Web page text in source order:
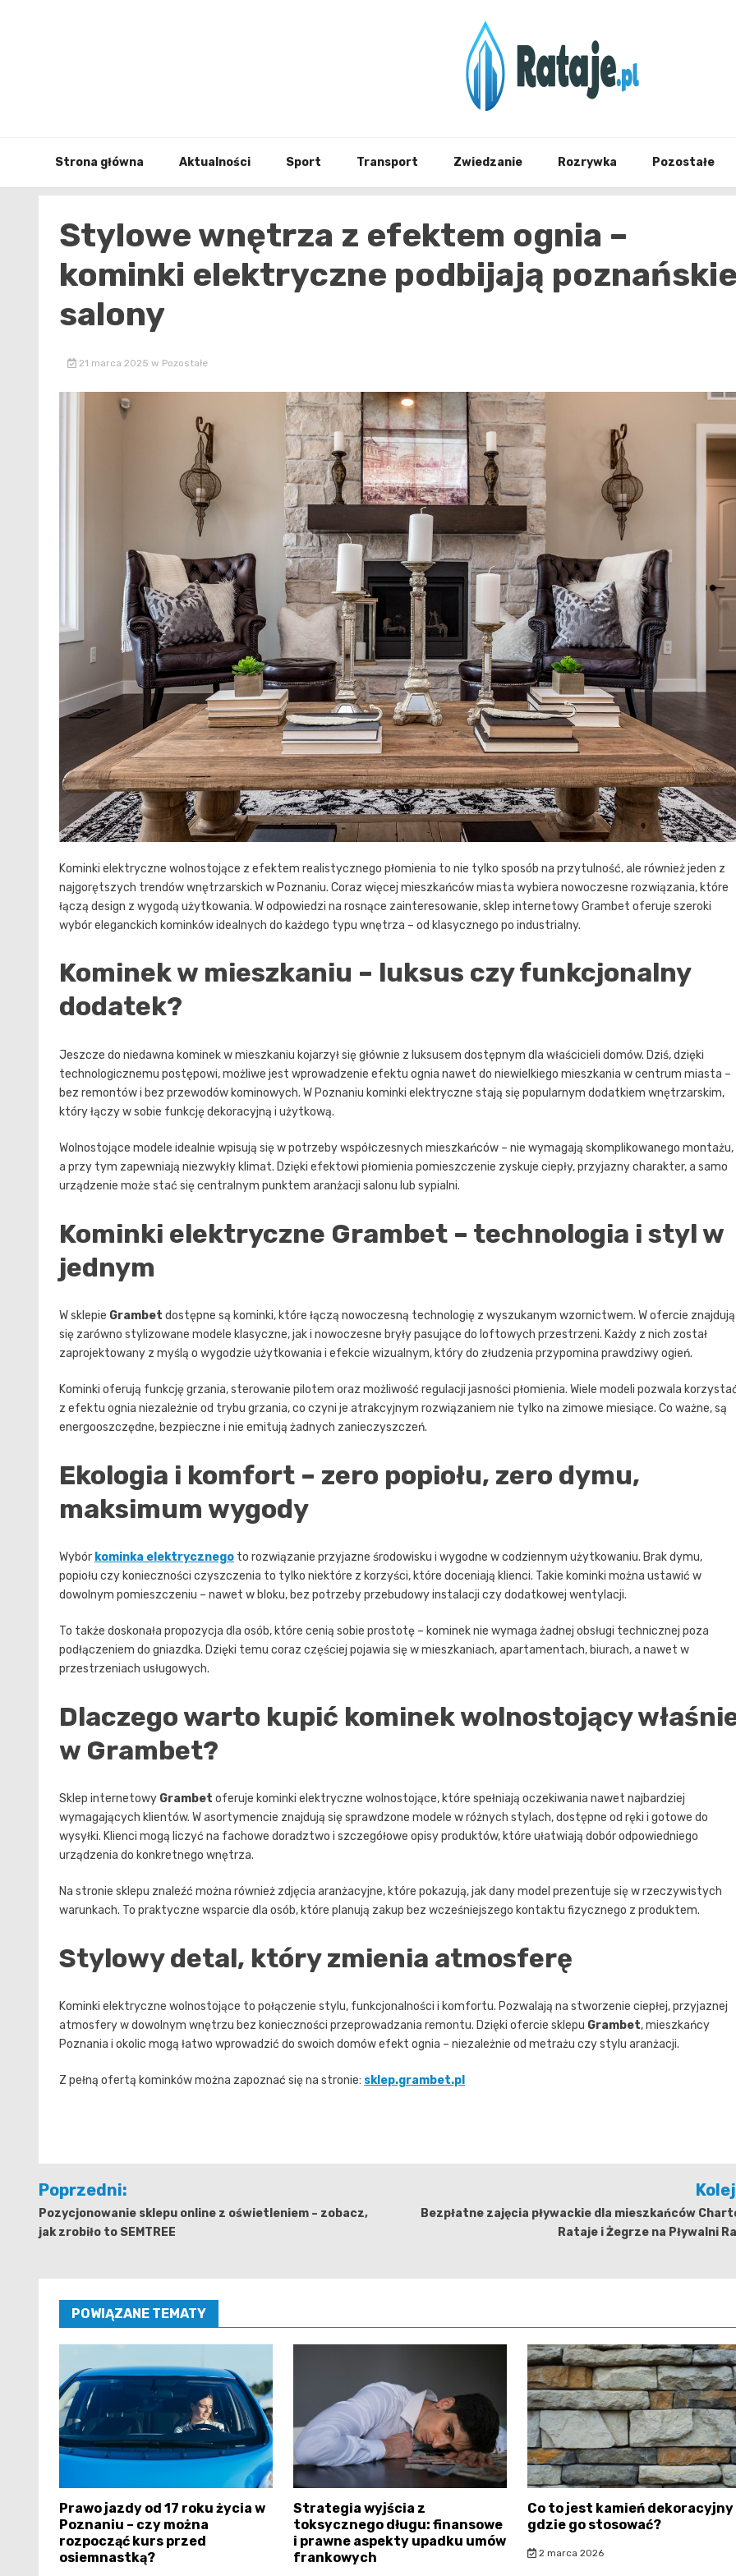
Strona główna Aktualności Sport Transport Zwiedzanie Rozrywka Pozostałe
Stylowe wnętrza z efektem ognia –
kominki elektryczne podbijają
salony
21 marca 2025 w Pozostałe
Kominki elektryczne wolnostojące z efektem realistycznego płomienia to nie tylko sposób na przytulność, ale również jeden z
najgorętszych trendów wnętrzarskich w Poznaniu. Coraz więcej mieszkańców miasta wybiera nowoczesne rozwiązania, które
łączą design z wygodą użytkowania. W odpowiedzi na rosnące zainteresowanie, sklep internetowy Grambet oferuje szeroki
wybór eleganckich kominków idealnych do każdego typu wnętrza – od klasycznego po industrialny.
Kominek w mieszkaniu – luksus czy funkcjonalny
dodatek?
Jeszcze do niedawna kominek w mieszkaniu kojarzył się głównie z luksusem dostępnym dla właścicieli domów. Dziś, dzięki
technologicznemu postępowi, możliwe jest wprowadzenie efektu ognia nawet do niewielkiego mieszkania w centrum miasta –
bez remontów i bez przewodów kominowych. W Poznaniu kominki elektryczne stają się popularnym dodatkiem wnętrzarskim,
który łączy w sobie funkcję dekoracyjną i użytkową.
Wolnostojące modele idealnie wpisują się w potrzeby współczesnych mieszkańców – nie wymagają skomplikowanego montażu,
a przy tym zapewniają niezwykły klimat. Dzięki efektowi płomienia pomieszczenie zyskuje ciepły, przyjazny charakter, a samo
urządzenie może stać się centralnym punktem aranżacji salonu lub sypialni.
Kominki elektryczne Grambet – technologia i styl w
jednym
W sklepie Grambet dostępne są kominki, które łączą nowoczesną technologię z wyszukanym wzornictwem. W ofercie znajdują
się zarówno stylizowane modele klasyczne, jak i nowoczesne bryły pasujące do loftowych przestrzeni. Każdy z nich został
zaprojektowany z myślą o wygodzie użytkowania i efekcie wizualnym, który do złudzenia przypomina prawdziwy ogień.
Kominki oferują funkcję grzania, sterowanie pilotem oraz możliwość regulacji jasności płomienia. Wiele modeli pozwala
z efektu ognia niezależnie od trybu grzania, co czyni je atrakcyjnym rozwiązaniem nie tylko na zimowe miesiące. Co ważne, są
energooszczędne, bezpieczne i nie emitują żadnych zanieczyszczeń.
Ekologia i komfort – zero popiołu, zero dymu,
maksimum wygody
Wybór kominka elektrycznego to rozwiązanie przyjazne środowisku i wygodne w codziennym użytkowaniu. Brak dymu,
popiołu czy konieczności czyszczenia to tylko niektóre z korzyści, które doceniają klienci. Takie kominki można ustawić w
dowolnym pomieszczeniu – nawet w bloku, bez potrzeby przebudowy instalacji czy dodatkowej wentylacji.
To także doskonała propozycja dla osób, które cenią sobie prostotę – kominek nie wymaga żadnej obsługi technicznej poza
podłączeniem do gniazdka. Dzięki temu coraz częściej pojawia się w mieszkaniach, apartamentach, biurach, a nawet w
przestrzeniach usługowych.
Dlaczego warto kupić kominek wolnostojący
w Grambet?
Sklep internetowy Grambet oferuje kominki elektryczne wolnostojące, które spełniają oczekiwania nawet najbardziej
wymagających klientów. W asortymencie znajdują się sprawdzone modele w różnych stylach, dostępne od ręki i gotowe do
wysyłki. Klienci mogą liczyć na fachowe doradztwo i szczegółowe opisy produktów, które ułatwiają dobór odpowiedniego
urządzenia do konkretnego wnętrza.
Na stronie sklepu znaleźć można również zdjęcia aranżacyjne, które pokazują, jak dany model prezentuje się w rzeczywistych
warunkach. To praktyczne wsparcie dla osób, które planują zakup bez wcześniejszego kontaktu fizycznego z produktem.
Stylowy detal, który zmienia atmosferę
Kominki elektryczne wolnostojące to połączenie stylu, funkcjonalności i komfortu. Pozwalają na stworzenie ciepłej, przyjaznej
atmosfery w dowolnym wnętrzu bez konieczności przeprowadzania remontu. Dzięki ofercie sklepu Grambet, mieszkańcy
Poznania i okolic mogą łatwo wprowadzić do swoich domów efekt ognia – niezależnie od metrażu czy stylu aranżacji.
Z pełną ofertą kominków można zapoznać się na stronie: sklep.grambet.pl
Nawigacja
wpisu
Poprzedni:
Pozycjonowanie sklepu online z oświetleniem – zobacz,
jak zrobiło to SEMTREE
Bezpłatne zajęcia pływackie dla mieszkańców
Rataje i Żegrze na Pływalni
POWIĄZANE TEMATY
Prawo jazdy od 17 roku życia w
Poznaniu – czy można
rozpocząć kurs przed
osiemnastką?
Strategia wyjścia z
toksycznego długu: finansowe
i prawne aspekty upadku umów
frankowych
Co to jest kamień dekoracyjny
gdzie go stosować?
2 marca 2026